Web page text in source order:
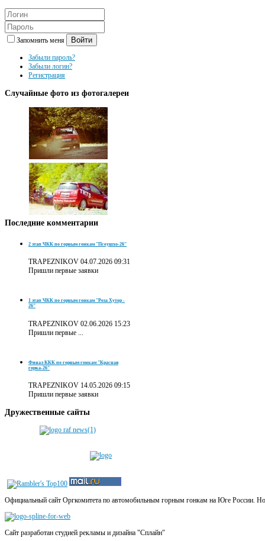
Запомнить меня Войти
Забыли пароль?
Забыли логин?
Регистрация
Случайные фото из фотогалереи
Последние комментарии
2 этап ЧКК по горным гонкам "Псеушхо-26"
TRAPEZNIKOV 04.07.2026 09:31
Пришли первые заявки
1 этап ЧКК по горным гонкам "Роза Хутор -
26"
TRAPEZNIKOV 02.06.2026 15:23
Пришли первые ...
Финал ККК по горным гонкам "Красная
горка-26"
TRAPEZNIKOV 14.05.2026 09:15
Пришли первые заявки
Дружественные сайты
Официальный сайт Оргкомитета по автомобильным горным гонкам на Юге России.
Сайт разработан студией рекламы и дизайна "Сплайн"